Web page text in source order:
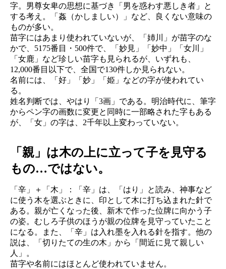
字。男尊女卑の思想に基づき「男を惑わす悪しき者」と
する考え。「姦（かしましい）」など、良くない意味の
ものが多い。
苗字にはあまり使われていないが、「姉川」が苗字のな
かで、5175番目・500件で、「妙見」「妙中」「女川」
「女鹿」など珍しい苗字も見られるが、いずれも、
12,000番目以下で、全国で130件しか見られない。
名前には、「好」「妙」「姫」などの字が使われてい
る。
姓名判断では、やはり「3画」である。明治時代に、筆字
からペン字の画数に変更と同時に一部略された字もある
が、「女」の字は、2千年以上変わっていない。
「親」は木の上に立って子を見守る
もの…ではない。
「辛」＋「木」：「辛」は、「はり」と読み、神事など
に使う木を選ぶときに、印として木に打ち込まれた針で
ある。親が亡くなった後、新木で作った位牌に向かう子
の姿。むしろ子供のほうが親の位牌を見守っていたこと
になる。また、「辛」は入れ墨を入れる針を指す。他の
説は、「切りたての生の木」から「間近に見て親しい
人」。
苗字や名前にはほとんど使われていません。